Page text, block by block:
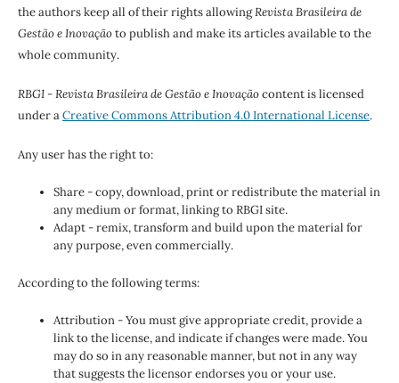
the authors keep all of their rights allowingRevista Brasileira de
Gestão e Inovaçãoto publish and make its articles available to the
whole community.
RBGI - Revista Brasileira de Gestão e Inovaçãocontent is licensed
under aCreative Commons Attribution 4.0 International License.
Any user has the right to:
Share - copy, download, print or redistribute the material in
any medium or format, linking to RBGI site.
Adapt - remix, transform and build upon the material for
any purpose, even commercially.
According to the following terms:
Attribution - You must give appropriate credit, provide a
link to the license, and indicate if changes were made. You
may do so in any reasonable manner, but not in any way
that suggests the licensor endorses you or your use.